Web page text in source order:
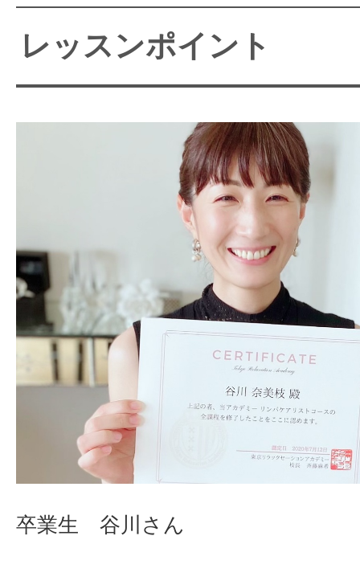
レッスンポイント
卒業生 谷川さん